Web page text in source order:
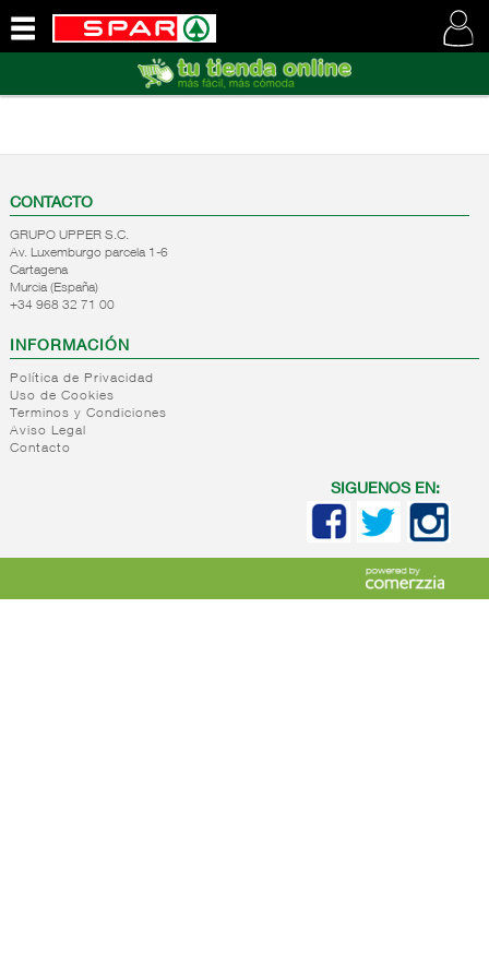
SOMOS
CONTACTO
GRUPO UPPER S.C.
Av. Luxemburgo parcela 1-6
Cartagena
Murcia (España)
+34 968 32 71 00
INFORMACIÓN
Política de Privacidad
Uso de Cookies
Terminos y Condiciones
Aviso Legal
Contacto
SIGUENOS EN: